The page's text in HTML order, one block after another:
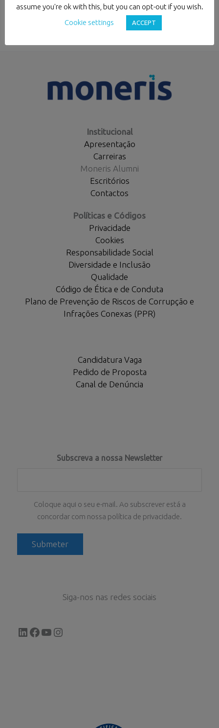
Institucional
Apresentação
Carreiras
Moneris Alumni
Escritórios
Contactos
Políticas e Códigos
Privacidade
Cookies
Responsabilidade Social
Diversidade e Inclusão
Qualidade
Código de Ética e de Conduta
Plano de Prevenção de Riscos de Corrupção e
Infrações Conexas (PPR)
Candidatura Vaga
Pedido de Proposta
Canal de Denúncia
Subscreva a nossa Newsletter
Coloque aqui o seu e-mail. Ao subscrever está a
concordar com nossa política de privacidade.
Siga-nos nas redes sociais
LinkedIn
Facebook
YouTube
Instagram
assume you're ok with this, but you can opt-out if you wish.
Cookie settings
ACCEPT